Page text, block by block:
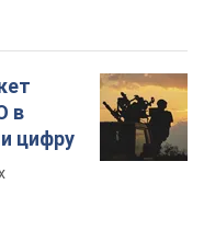
в
цифру